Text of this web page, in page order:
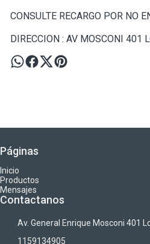
CONSULTE RECARGO POR NO
DIRECCION : AV MOSCONI 401
Páginas
Inicio
Productos
Mensajes
Contactanos
Av. General Enrique Mosconi 401
1159134905